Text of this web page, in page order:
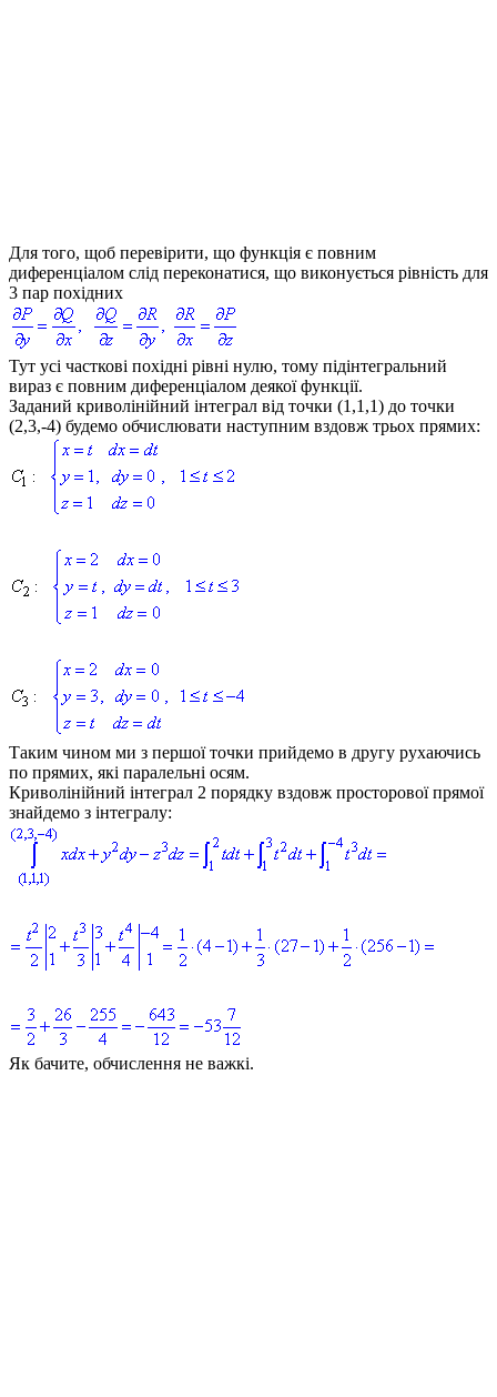
Для того, щоб перевірити, що функція є повним
диференціалом слід переконатися, що виконується рівність для
3 пар похідних
Тут усі часткові похідні рівні нулю, тому підінтегральний
вираз є повним диференціалом деякої функції.
Заданий криволінійний інтеграл від точки (1,1,1) до точки
(2,3,-4) будемо обчислювати наступним вздовж трьох прямих:
Таким чином ми з першої точки прийдемо в другу рухаючись
по прямих, які паралельні осям.
Криволінійний інтеграл 2 порядку вздовж просторової прямої
знайдемо з інтегралу:
Як бачите, обчислення не важкі.